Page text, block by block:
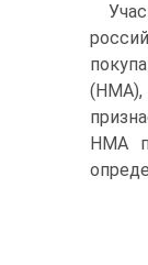
(НМА),
НМА